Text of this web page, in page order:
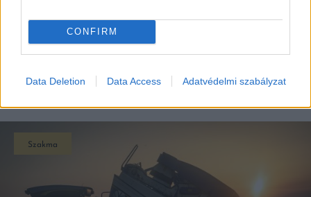
CONFIRM
Data Deletion Data Access Adatvédelmi szabályzat
EZEK IS ÉRDEKELHETNEK
Szakma